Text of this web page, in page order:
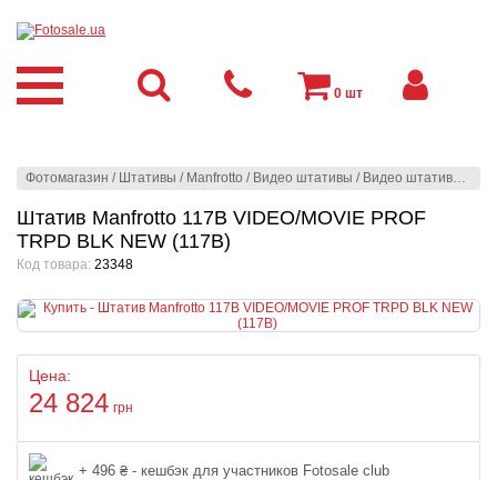
Фотомагазин / Штативы / Manfrotto / Видео штативы / Видео штативы без головы
Штатив Manfrotto 117B VIDEO/MOVIE PROF
TRPD BLK NEW (117B)
Код товара: 23348
Цена:
24 824 грн
+ 496 ₴ - кешбэк для участников Fotosale club
0 шт